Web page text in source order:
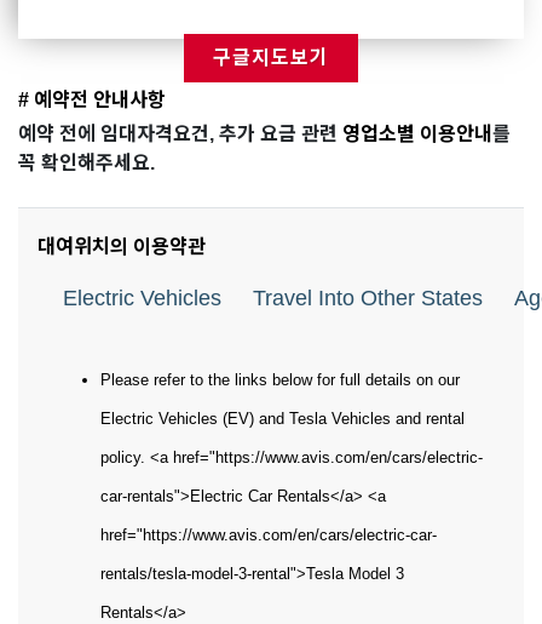
구글지도보기
# 예약전 안내사항
예약 전에 임대자격요건, 추가 요금 관련 영업소별 이용안내 를
꼭 확인해주세요.
대여위치의 이용약관
Electric Vehicles Travel Into Other States
Please refer to the links below for full details on our
Electric Vehicles (EV) and Tesla Vehicles and rental
policy. <a href="https://www.avis.com/en/cars/electric-
car-rentals">Electric Car Rentals</a> <a
href="https://www.avis.com/en/cars/electric-car-
rentals/tesla-model-3-rental">Tesla Model 3
Rentals</a>